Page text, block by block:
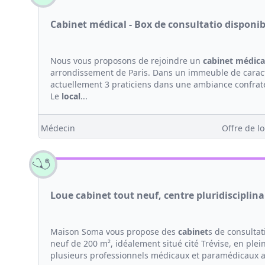
Cabinet médical - Box de consultatio
Nous vous proposons de rejoindre un cabinet
arrondissement de Paris. Dans un immeuble de
actuellement 3 praticiens dans une ambiance
Le local...
Médecin Offre de
Loue cabinet tout neuf, centre
Maison Soma vous propose des cabinets de
neuf de 200 m², idéalement situé cité Trévise, en
plusieurs professionnels médicaux et paramédicaux